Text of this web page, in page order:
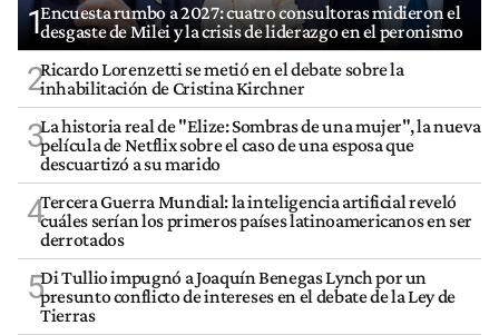
1Encuesta rumbo a 2027: cuatro consultoras midieron el
desgaste de Milei y la crisis de liderazgo en el peronismo
2Ricardo Lorenzetti se metió en el debate sobre la
inhabilitación de Cristina Kirchner
3La historia real de "Elize: Sombras de una mujer", la nueva
película de Netflix sobre el caso de una esposa que
descuartizó a su marido
4Tercera Guerra Mundial: la inteligencia artificial reveló
cuáles serían los primeros países latinoamericanos en ser
derrotados
5Di Tullio impugnó a Joaquín Benegas Lynch por un
presunto conflicto de intereses en el debate de la Ley de
Tierras